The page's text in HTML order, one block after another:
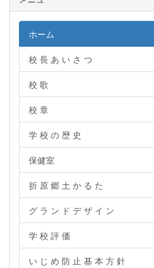
ホーム
校 長 あ い さ つ
校 歌
校 章
学 校 の 歴 史
保健室
折 原 郷 土 か る た
グ ラ ン ド デ ザ イ ン
学 校 評 価
い じ め 防 止 基 本 方 針